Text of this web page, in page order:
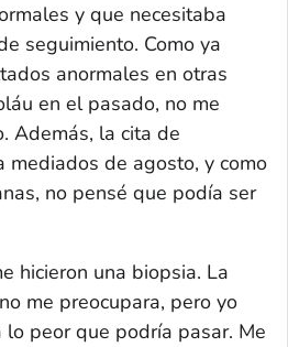
y que necesitaba
seguimiento. Como ya
anormales en otras
en el pasado, no me
Además, la cita de
mediados de agosto, y como
no pensé que podía ser
hicieron una biopsia. La
me preocupara, pero yo
peor que podría pasar. Me